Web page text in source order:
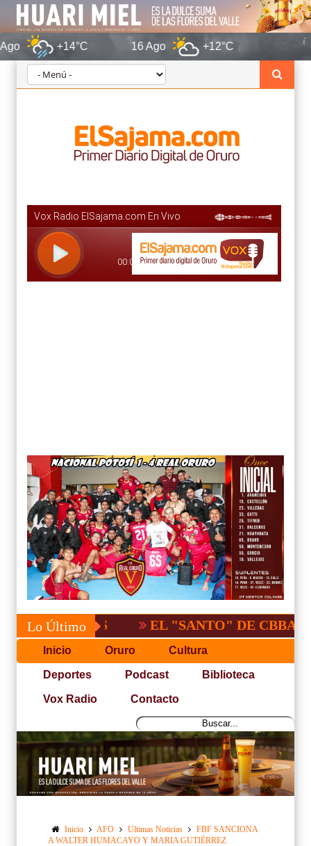
16 Ago +12°C
Lo Último EL "SANTO" DE CBBA,
Inicio Oruro Cultura
Deportes Podcast Biblioteca
Vox Radio Contacto
Inicio AFO Ultimas Noticias
FBF SANCIONA
A WALTER HUMACAYO Y MARIA GUTIÉRREZ